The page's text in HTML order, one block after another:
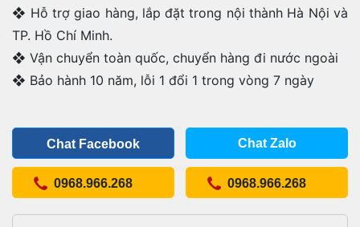
❖ Hỗ trợ giao hàng, lắp đặt trong nội thành Hà Nội và
TP. Hồ Chí Minh.
❖ Vận chuyển toàn quốc, chuyển hàng đi nước ngoài
❖ Bảo hành 10 năm, lỗi 1 đổi 1 trong vòng 7 ngày
Chat Facebook Chat Zalo
0968.966.268 0968.966.268